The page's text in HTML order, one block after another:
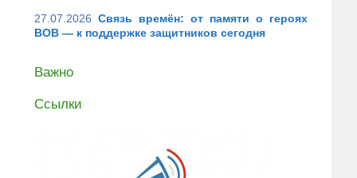
27.07.2026 Связь времён: от памяти о героях
ВОВ — к поддержке защитников сегодня
Важно
Ссылки